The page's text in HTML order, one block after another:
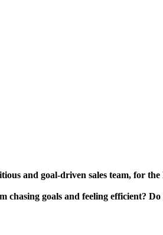
and goal-driven sales team, for
goals and feeling efficient?